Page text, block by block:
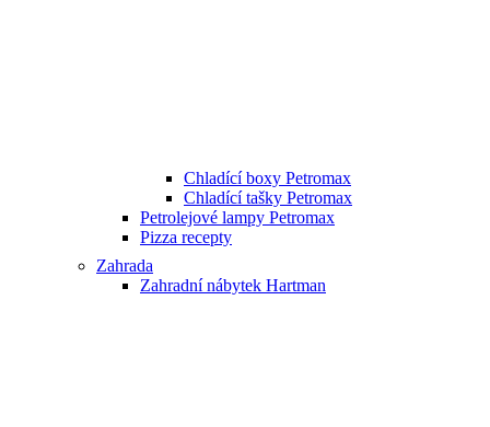
Chladící boxy Petromax
Chladící tašky Petromax
Petrolejové lampy Petromax
Pizza recepty
Zahrada
Zahradní nábytek Hartman